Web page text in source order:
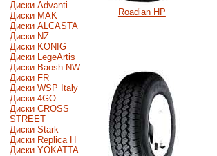
Диски Advanti
Диски MAK
Диски ALCASTA
Диски NZ
Диски KONIG
Диски LegeArtis
Диски Baosh NW
Диски FR
Диски WSP Italy
Диски 4GO
Диски CROSS
STREET
Диски Stark
Диски Replica H
Диски YOKATTA
Roadian HP